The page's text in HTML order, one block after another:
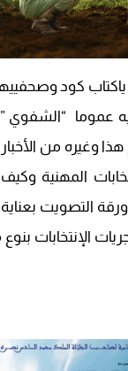
ياكتاب كود
عموما “الشفوي ”
وغيره من
المهنية
التصويت
الإنتخابات